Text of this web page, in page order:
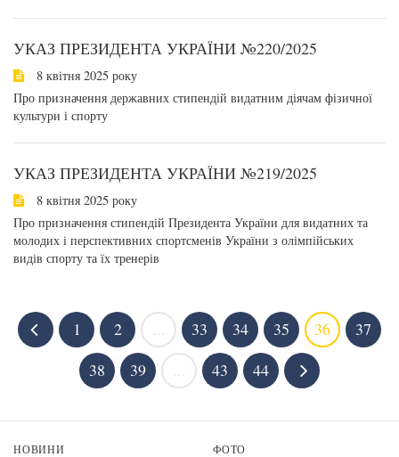
УКАЗ ПРЕЗИДЕНТА УКРАЇНИ №220/2025
8 квітня 2025 року
Про призначення державних стипендій видатним діячам фізичної
культури і спорту
УКАЗ ПРЕЗИДЕНТА УКРАЇНИ №219/2025
8 квітня 2025 року
Про призначення стипендій Президента України для видатних та
молодих і перспективних спортсменів України з олімпійських
видів спорту та їх тренерів
1 2 33 34 35 36
37
38
39 43 44
НОВИНИ ФОТО